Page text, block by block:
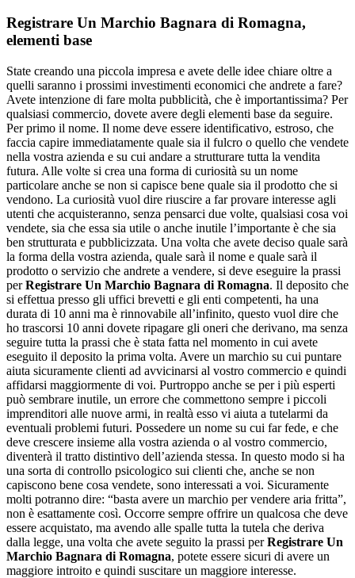
Registrare Un Marchio Bagnara di Romagna,
elementi base
State creando una piccola impresa e avete delle idee chiare oltre a
quelli saranno i prossimi investimenti economici che andrete a fare?
Avete intenzione di fare molta pubblicità, che è importantissima? Per
qualsiasi commercio, dovete avere degli elementi base da seguire.
Per primo il nome. Il nome deve essere identificativo, estroso, che
faccia capire immediatamente quale sia il fulcro o quello che vendete
nella vostra azienda e su cui andare a strutturare tutta la vendita
futura. Alle volte si crea una forma di curiosità su un nome
particolare anche se non si capisce bene quale sia il prodotto che si
vendono. La curiosità vuol dire riuscire a far provare interesse agli
utenti che acquisteranno, senza pensarci due volte, qualsiasi cosa voi
vendete, sia che essa sia utile o anche inutile l’importante è che sia
ben strutturata e pubblicizzata. Una volta che avete deciso quale sarà
la forma della vostra azienda, quale sarà il nome e quale sarà il
prodotto o servizio che andrete a vendere, si deve eseguire la prassi
perRegistrare Un Marchio Bagnara di Romagna. Il deposito che
si effettua presso gli uffici brevetti e gli enti competenti, ha una
durata di 10 anni ma è rinnovabile all’infinito, questo vuol dire che
ho trascorsi 10 anni dovete ripagare gli oneri che derivano, ma senza
seguire tutta la prassi che è stata fatta nel momento in cui avete
eseguito il deposito la prima volta. Avere un marchio su cui puntare
aiuta sicuramente clienti ad avvicinarsi al vostro commercio e quindi
affidarsi maggiormente di voi. Purtroppo anche se per i più esperti
può sembrare inutile, un errore che commettono sempre i piccoli
imprenditori alle nuove armi, in realtà esso vi aiuta a tutelarmi da
eventuali problemi futuri. Possedere un nome su cui far fede, e che
deve crescere insieme alla vostra azienda o al vostro commercio,
diventerà il tratto distintivo dell’azienda stessa. In questo modo si ha
una sorta di controllo psicologico sui clienti che, anche se non
capiscono bene cosa vendete, sono interessati a voi. Sicuramente
molti potranno dire: “basta avere un marchio per vendere aria fritta”,
non è esattamente così. Occorre sempre offrire un qualcosa che deve
essere acquistato, ma avendo alle spalle tutta la tutela che deriva
dalla legge, una volta che avete seguito la prassi perRegistrare Un
Marchio Bagnara di Romagna, potete essere sicuri di avere un
maggiore introito e quindi suscitare un maggiore interesse.